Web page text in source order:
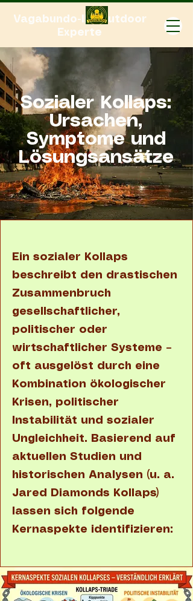
Vagabundo-Ihr Outdoor
Experte
Sozialer Kollaps:
Ursachen,
Symptome und
Lösungsansätze
Ein sozialer Kollaps
beschreibt den drastischen
Zusammenbruch
gesellschaftlicher,
politischer oder
wirtschaftlicher Systeme –
oft ausgelöst durch eine
Kombination ökologischer
Krisen, politischer
Instabilität und sozialer
Ungleichheit. Basierend auf
aktuellen Studien und
historischen Analysen (u. a.
Jared Diamonds Kollaps)
lassen sich folgende
Kernaspekte identifizieren: